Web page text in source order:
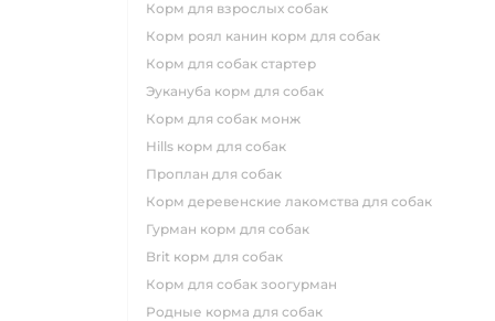
корм для взрослых собак
корм роял канин корм для собак
корм для собак стартер
эукануба корм для собак
корм для собак монж
hills корм для собак
проплан для собак
корм деревенские лакомства для собак
гурман корм для собак
brit корм для собак
корм для собак зоогурман
родные корма для собак